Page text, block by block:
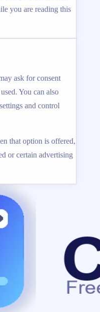
you are reading this
ask for consent
You can also
and control
that option is offered,
or certain advertising